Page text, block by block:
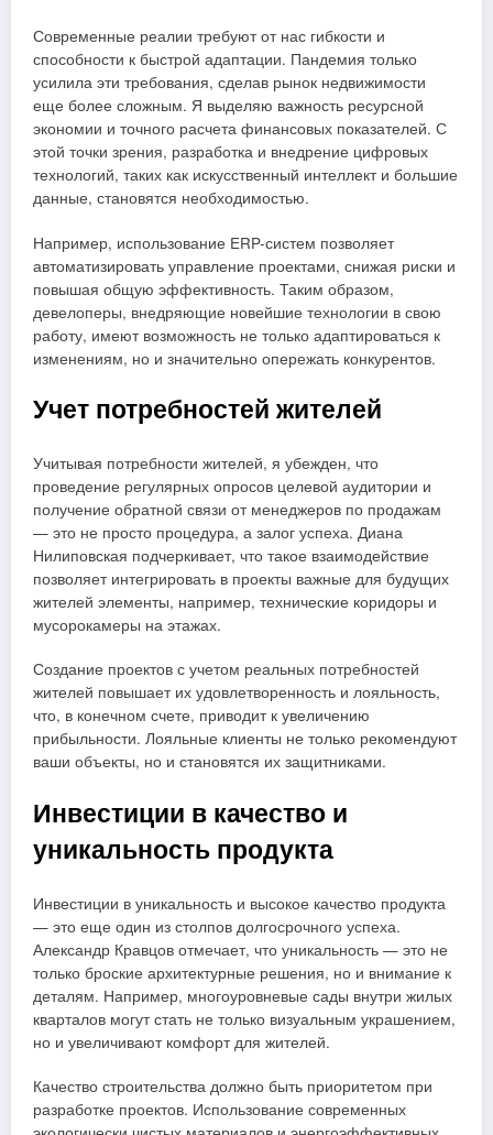
Современные реалии требуют от нас гибкости и
способности к быстрой адаптации. Пандемия только
усилила эти требования, сделав рынок недвижимости
еще более сложным. Я выделяю важность ресурсной
экономии и точного расчета финансовых показателей. С
этой точки зрения, разработка и внедрение цифровых
технологий, таких как искусственный интеллект и большие
данные, становятся необходимостью.
Например, использование ERP-систем позволяет
автоматизировать управление проектами, снижая риски и
повышая общую эффективность. Таким образом,
девелоперы, внедряющие новейшие технологии в свою
работу, имеют возможность не только адаптироваться к
изменениям, но и значительно опережать конкурентов.
Учет потребностей жителей
Учитывая потребности жителей, я убежден, что
проведение регулярных опросов целевой аудитории и
получение обратной связи от менеджеров по продажам
— это не просто процедура, а залог успеха. Диана
Нилиповская подчеркивает, что такое взаимодействие
позволяет интегрировать в проекты важные для будущих
жителей элементы, например, технические коридоры и
мусорокамеры на этажах.
Создание проектов с учетом реальных потребностей
жителей повышает их удовлетворенность и лояльность,
что, в конечном счете, приводит к увеличению
прибыльности. Лояльные клиенты не только рекомендуют
ваши объекты, но и становятся их защитниками.
Инвестиции в качество и
уникальность продукта
Инвестиции в уникальность и высокое качество продукта
— это еще один из столпов долгосрочного успеха.
Александр Кравцов отмечает, что уникальность — это не
только броские архитектурные решения, но и внимание к
деталям. Например, многоуровневые сады внутри жилых
кварталов могут стать не только визуальным украшением,
но и увеличивают комфорт для жителей.
Качество строительства должно быть приоритетом при
разработке проектов. Использование современных